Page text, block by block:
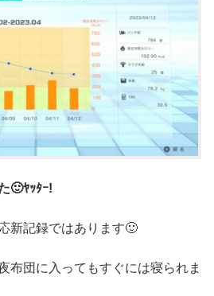
🙂ﾔｯﾀｰ!
新記録ではあります🙂
布団に入ってもすぐには寝られま